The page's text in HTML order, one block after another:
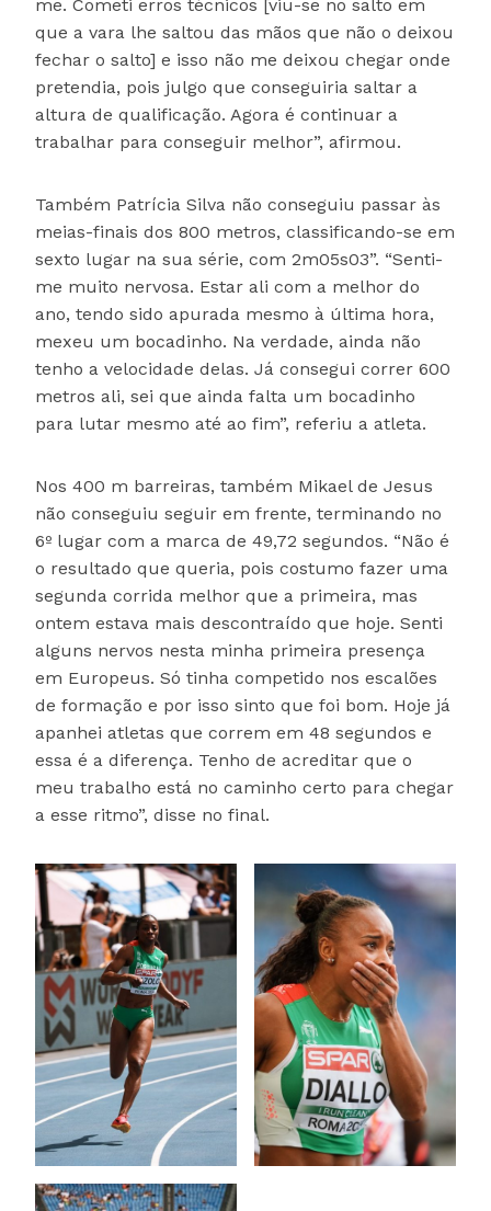
me. Cometi erros técnicos [viu-se no salto em
que a vara lhe saltou das mãos que não o deixou
fechar o salto] e isso não me deixou chegar onde
pretendia, pois julgo que conseguiria saltar a
altura de qualificação. Agora é continuar a
trabalhar para conseguir melhor”, afirmou.
Também Patrícia Silva não conseguiu passar às
meias-finais dos 800 metros, classificando-se em
sexto lugar na sua série, com 2m05s03”. “Senti-
me muito nervosa. Estar ali com a melhor do
ano, tendo sido apurada mesmo à última hora,
mexeu um bocadinho. Na verdade, ainda não
tenho a velocidade delas. Já consegui correr 600
metros ali, sei que ainda falta um bocadinho
para lutar mesmo até ao fim”, referiu a atleta.
Nos 400 m barreiras, também Mikael de Jesus
não conseguiu seguir em frente, terminando no
6º lugar com a marca de 49,72 segundos. “Não é
o resultado que queria, pois costumo fazer uma
segunda corrida melhor que a primeira, mas
ontem estava mais descontraído que hoje. Senti
alguns nervos nesta minha primeira presença
em Europeus. Só tinha competido nos escalões
de formação e por isso sinto que foi bom. Hoje já
apanhei atletas que correm em 48 segundos e
essa é a diferença. Tenho de acreditar que o
meu trabalho está no caminho certo para chegar
a esse ritmo”, disse no final.